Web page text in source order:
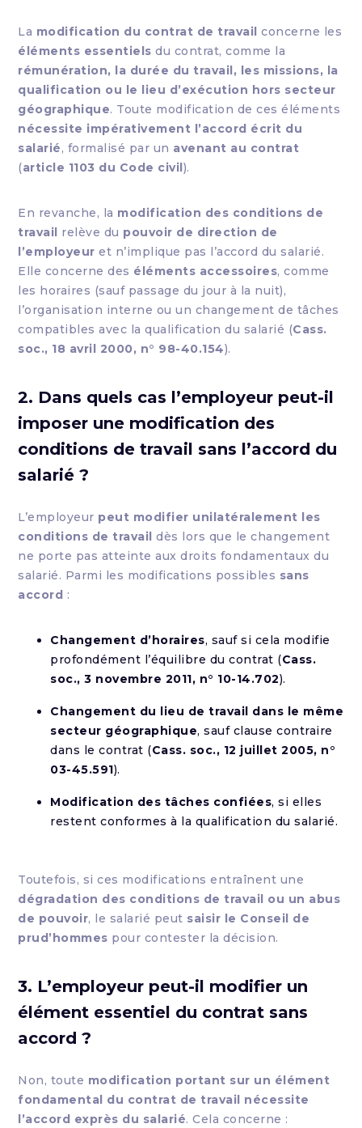
La modification du contrat de travail concerne les
éléments essentiels du contrat, comme la
rémunération, la durée du travail, les missions, la
qualification ou le lieu d’exécution hors secteur
géographique. Toute modification de ces éléments
nécessite impérativement l’accord écrit du
salarié, formalisé par un avenant au contrat
(article 1103 du Code civil).
En revanche, la modification des conditions de
travail relève du pouvoir de direction de
l’employeur et n’implique pas l’accord du salarié.
Elle concerne des éléments accessoires, comme
les horaires (sauf passage du jour à la nuit),
l’organisation interne ou un changement de tâches
compatibles avec la qualification du salarié (Cass.
soc., 18 avril 2000, n° 98-40.154).
2. Dans quels cas l’employeur peut-il
imposer une modification des
conditions de travail sans l’accord du
salarié ?
L’employeur peut modifier unilatéralement les
conditions de travail dès lors que le changement
ne porte pas atteinte aux droits fondamentaux du
salarié. Parmi les modifications possibles sans
accord :
Changement d’horaires, sauf si cela modifie
profondément l’équilibre du contrat (Cass.
soc., 3 novembre 2011, n° 10-14.702).
Changement du lieu de travail dans le même
secteur géographique, sauf clause contraire
dans le contrat (Cass. soc., 12 juillet 2005, n°
03-45.591).
Modification des tâches confiées, si elles
restent conformes à la qualification du salarié.
Toutefois, si ces modifications entraînent une
dégradation des conditions de travail ou un abus
de pouvoir, le salarié peut saisir le Conseil de
prud’hommes pour contester la décision.
3. L’employeur peut-il modifier un
élément essentiel du contrat sans
accord ?
Non, toute modification portant sur un élément
fondamental du contrat de travail nécessite
l’accord exprès du salarié. Cela concerne :